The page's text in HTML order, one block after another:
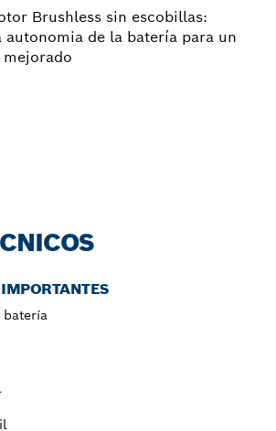
Brushless sin escobillas:
autonomia de la batería para un
mejorado
batería